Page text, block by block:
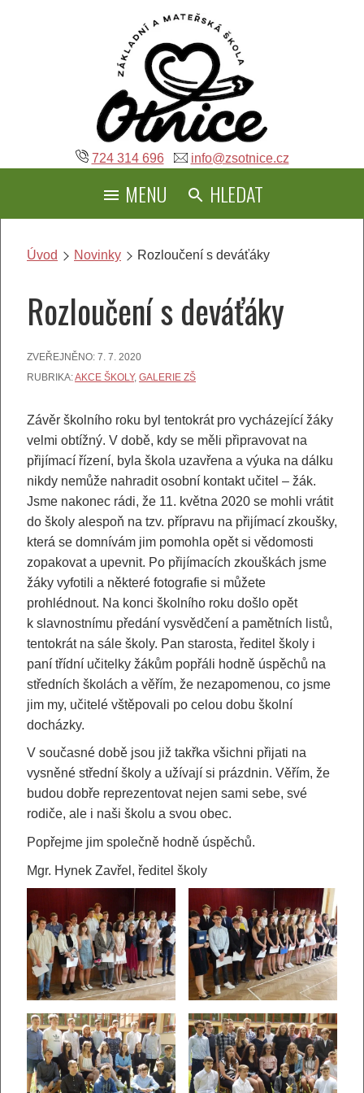
724 314 696 info@zsotnice.cz
MENU HLEDAT
Úvod Novinky Rozloučení s deváťáky
Rozloučení s deváťáky
ZVEŘEJNĚNO: 7. 7. 2020
RUBRIKA:AKCE ŠKOLY, GALERIE ZŠ
Závěr školního roku byl tentokrát pro vycházející žáky
velmi obtížný. V době, kdy se měli připravovat na
přijímací řízení, byla škola uzavřena a výuka na dálku
nikdy nemůže nahradit osobní kontakt učitel – žák.
Jsme nakonec rádi, že 11. května 2020 se mohli vrátit
do školy alespoň na tzv. přípravu na přijímací zkoušky,
která se domnívám jim pomohla opět si vědomosti
zopakovat a upevnit. Po přijímacích zkouškách jsme
žáky vyfotili a některé fotografie si můžete
prohlédnout. Na konci školního roku došlo opět
k slavnostnímu předání vysvědčení a pamětních listů,
tentokrát na sále školy. Pan starosta, ředitel školy i
paní třídní učitelky žákům popřáli hodně úspěchů na
středních školách a věřím, že nezapomenou, co jsme
jim my, učitelé vštěpovali po celou dobu školní
docházky.
V současné době jsou již takřka všichni přijati na
vysněné střední školy a užívají si prázdnin. Věřím, že
budou dobře reprezentovat nejen sami sebe, své
rodiče, ale i naši školu a svou obec.
Popřejme jim společně hodně úspěchů.
Mgr. Hynek Zavřel, ředitel školy